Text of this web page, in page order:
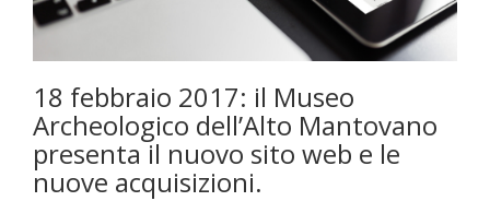
18 febbraio 2017: il Museo
Archeologico dell’Alto Mantovano
presenta il nuovo sito web e le
nuove acquisizioni.